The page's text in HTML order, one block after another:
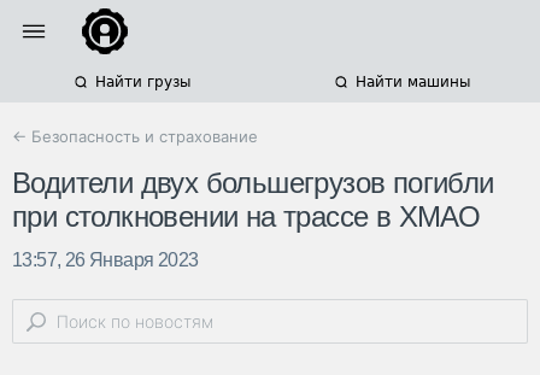
Найти грузы Найти машины
← Безопасность и страхование
Водители двух большегрузов погибли
при столкновении на трассе в ХМАО
13:57, 26 Января 2023